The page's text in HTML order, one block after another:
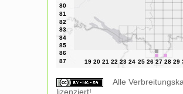
Alle
lizenziert!